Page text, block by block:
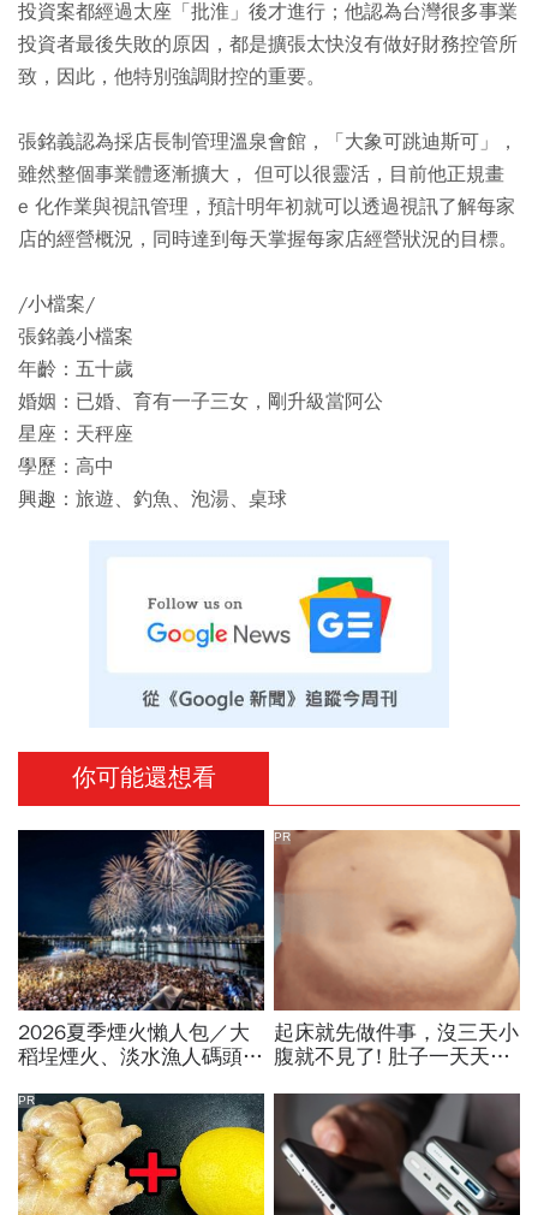
投資案都經過太座「批淮」後才進行；他認為台灣很多事業
投資者最後失敗的原因，都是擴張太快沒有做好財務控管所
致，因此，他特別強調財控的重要。
張銘義認為採店長制管理溫泉會館，「大象可跳迪斯可」，
雖然整個事業體逐漸擴大， 但可以很靈活，目前他正規畫
e 化作業與視訊管理，預計明年初就可以透過視訊了解每家
店的經營概況，同時達到每天掌握每家店經營狀況的目標。
/小檔案/
張銘義小檔案
年齡：五十歲
婚姻：已婚、育有一子三女，剛升級當阿公
星座：天秤座
學歷：高中
興趣：旅遊、釣魚、泡湯、桌球
你可能還想看
2026夏季煙火懶人包／大
稻埕煙火、淡水漁人碼頭、
放時間、表演卡司、最佳觀
賞點必看
起床就先做件事，沒三天小
腹就不見了! 肚子一天天變
PR
PR